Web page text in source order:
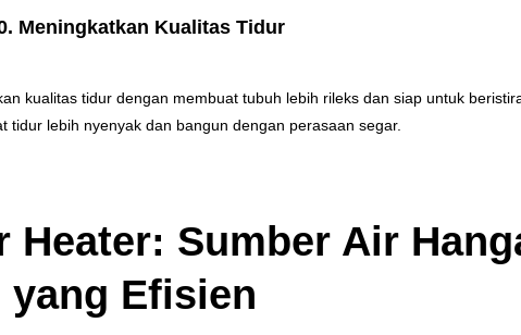
Meningkatkan Kualitas Tidur
kualitas tidur dengan membuat tubuh lebih rileks dan siap untuk
lebih nyenyak dan bangun dengan perasaan segar.
Heater: Sumber Air
yang Efisien